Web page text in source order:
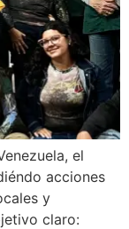
el
acciones
y
claro: